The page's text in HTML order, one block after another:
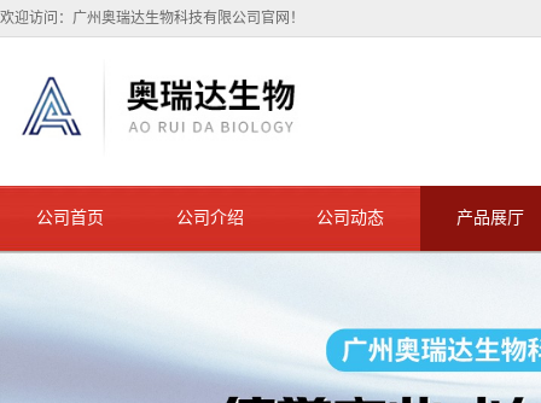
欢迎访问：广州奥瑞达生物科技有限公司官网！
公司首页 公司介绍 公司动态 产品展厅